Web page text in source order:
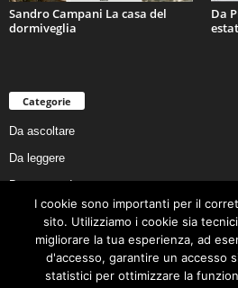
Sandro Campani La casa del
dormiveglia
Da
Categorie
Da ascoltare
Da leggere
Da non perdere
Da conoscere
Da preservare
Da vivere
I cookie sono importanti per il
sito. Utilizziamo i cookie sia
migliorare la tua esperienza, ad
d'accesso, garantire un accesso
statistici per ottimizzare la